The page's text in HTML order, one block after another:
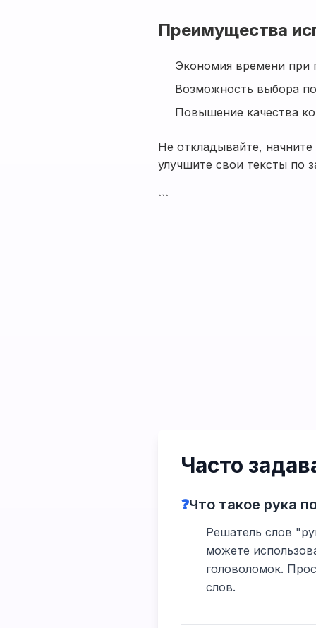
Преимущества
Экономия времени при
Возможность выбора
Повышение качества
Не откладывайте,
улучшите свои тексты по
```
Часто
❓Что такое рука
Решатель слов
можете
головоломок.
слов.